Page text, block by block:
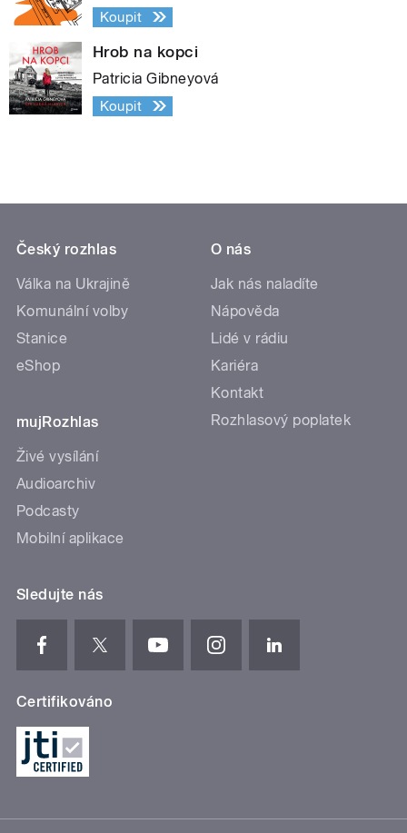
Koupit
Hrob na kopci
Patricia Gibneyová
Koupit
Český rozhlas
Válka na Ukrajině
Komunální volby
Stanice
eShop
mujRozhlas
Živé vysílání
Audioarchiv
Podcasty
Mobilní aplikace
O nás
Jak nás naladíte
Nápověda
Lidé v rádiu
Kariéra
Kontakt
Rozhlasový poplatek
Sledujte nás
Certifikováno